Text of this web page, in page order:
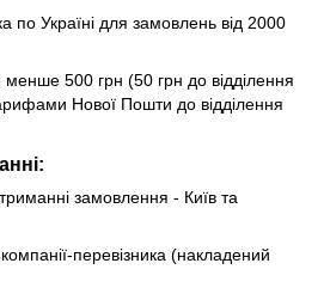
по Україні для замовлень від 2000
500 грн (50 грн до відділення
Нової Пошти до відділення
замовлення - Київ та
перевізника (накладений